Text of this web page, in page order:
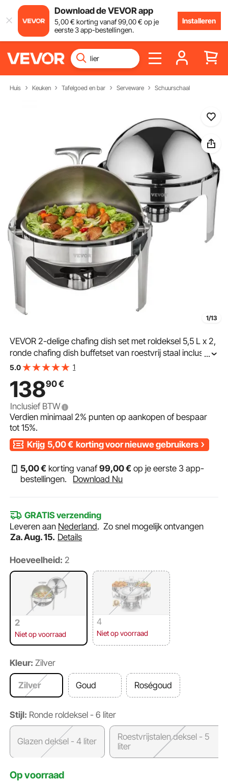
Download de VEVOR app
5,00€ korting vanaf99,00€ op je
eerste 3 app-bestellingen.
Installeren
Huis Keuken Tafelgoed en bar Serveware Schuurschaal
1/13
VEVOR 2-delige chafing dish set met roldeksel 5,5 L x 2,
ronde chafing dish buffetset van roestvrij staal inclusief
brandpastahouder en tang, voor restaurants, buffetten,
...
5.0 1
13890€
Inclusief BTW
Verdien minimaal2% punten op aankopen of bespaar
tot15%.
Krijg 5,00€ korting voor nieuwe gebruikers
5,00€ korting vanaf99,00€ op je eerste 3 app-
bestellingen.
Download Nu
GRATIS verzending
Leveren aan Nederland.Zo snel mogelijk ontvangen
Za. Aug. 15. Details
Hoeveelheid: 2
2
Niet op voorraad
4
Niet op voorraad
Kleur: Zilver
Zilver Goud Roségoud
Stijl: Ronde roldeksel - 6 liter
Glazen deksel - 4 liter
Roestvrijstalen deksel - 5
liter
Op voorraad